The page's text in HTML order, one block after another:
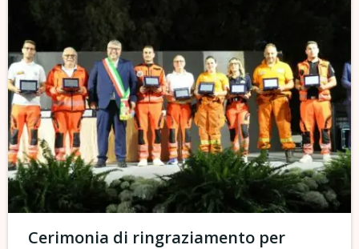
Cerimonia di ringraziamento per